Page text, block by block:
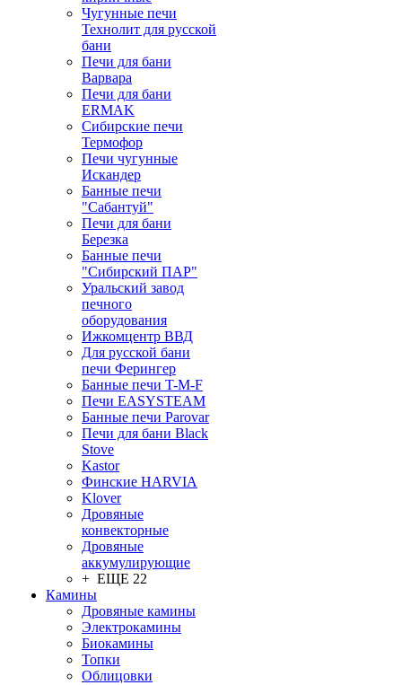
Чугунные печи
Технолит для русской
бани
Печи для бани
Варвара
Печи для бани
ERMAK
Сибирские печи
Термофор
Печи чугунные
Искандер
Банные печи
"Сабантуй"
Печи для бани
Березка
Банные печи
"Сибирский ПАР"
Уральский завод
печного
оборудования
Ижкомцентр ВВД
Для русской бани
печи Ферингер
Банные печи T-M-F
Печи EASYSTEAM
Банные печи Parovar
Печи для бани Black
Stove
Kastor
Финские HARVIA
Klover
Дровяные
конвекторные
Дровяные
аккумулирующие
+ ЕЩЕ 22
Камины
Дровяные камины
Электрокамины
Биокамины
Топки
Облицовки